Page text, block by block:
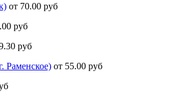
от 70.00 руб
руб
руб
Раменское) от 55.00 руб